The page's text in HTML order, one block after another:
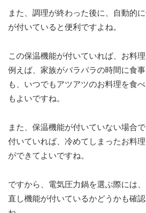
また、調理が終わった後に、自動的
が付いていると便利ですよね。
この保温機能が付いていれば、お料
例えば、家族がバラバラの時間に食
も、いつでもアツアツのお料理を食
もよいですね。
また、保温機能が付いていない場合
付いていれば、冷めてしまったお料
ができてよいですね。
ですから、電気圧力鍋を選ぶ際には
直し機能が付いているかどうかも確